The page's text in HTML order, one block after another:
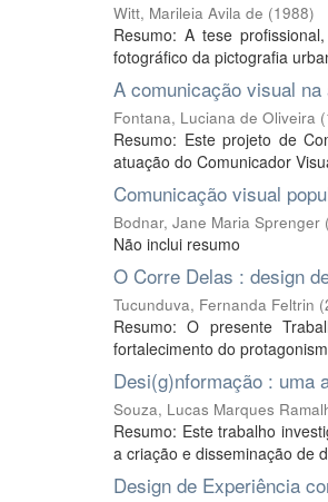
Witt, Marileia Avila de (1988)
Resumo: A tese
fotográfico da pictografia
A comunicação visual
Fontana, Luciana de Oliveira (
Resumo: Este projeto de
atuação do Comunicador
Comunicação visual
Bodnar, Jane Maria Sprenger (
Não inclui resumo
O Corre Delas : design
Tucunduva, Fernanda Feltrin (
Resumo: O presente
fortalecimento do
Desi(g)nformação : uma
Souza, Lucas Marques
Resumo: Este trabalho
a criação e disseminação de
Design de Experiência